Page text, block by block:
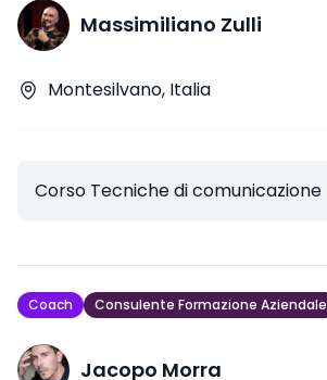
Massimiliano Zulli
Montesilvano, Italia
Corso Tecniche di comunicazione
Coach Consulente Formazione Aziendale
Jacopo Morra